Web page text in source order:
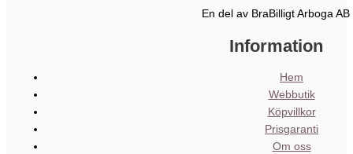
En del av BraBilligt Arboga AB
Information
Hem
Webbutik
Köpvillkor
Prisgaranti
Om oss